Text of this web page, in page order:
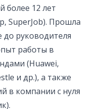
более 12 лет
SuperJob). Прошла
до руководителя
работы в
(Huawei,
и др.), а также
в компании с нуля